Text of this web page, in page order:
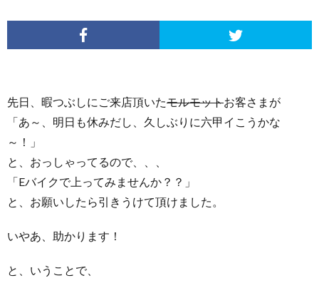
先日、暇つぶしにご来店頂いたモルモットお客さまが
「あ～、明日も休みだし、久しぶりに六甲イこうかな
～！」
と、おっしゃってるので、、、
「Eバイクで上ってみませんか？？」
と、お願いしたら引きうけて頂けました。
いやあ、助かります！
と、いうことで、